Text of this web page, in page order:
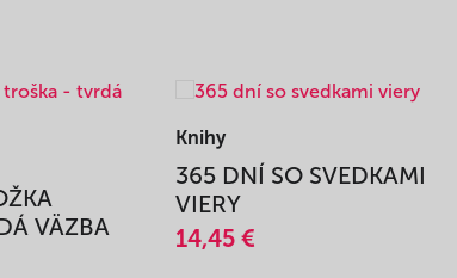
VÄZBA
Knihy
365 DNÍ SO SVEDKAMI
VIERY
14,45 €